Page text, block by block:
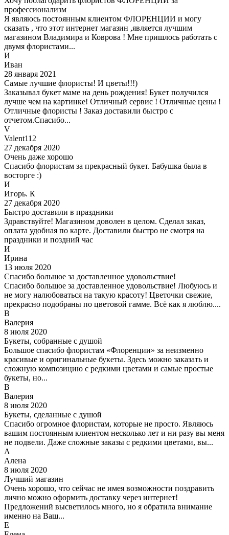
профессионализм
Я являюсь постоянным клиентом ФЛОРЕНЦИИ и могу
сказать , что этот интернет магазин ,является лучшим
магазином Владимира и Коврова ! Мне пришлось работать с
двумя флористами...
И
Иван
28 января 2021
Самые лучшие флористы! И цветы!!!)
Заказывал букет маме на день рождения! Букет получился
лучше чем на картинке! Отличный сервис ! Отличные цены !
Отличные флористы ! Заказ доставили быстро с
отчетом.Спасибо...
V
Valent112
27 декабря 2020
Очень даже хорошо
Спасибо флористам за прекрасный букет. Бабушка была в
восторге :)
И
Игорь. К
27 декабря 2020
Быстро доставили в праздники
Здравствуйте! Магазином доволен в целом. Сделал заказ,
оплата удобная по карте. Доставили быстро не смотря на
праздники и поздний час
И
Ирина
13 июля 2020
Спасибо большое за доставленное удовольствие!
Спасибо большое за доставленное удовольствие! Любуюсь и
не могу налюбоваться на такую красоту! Цветочки свежие,
прекрасно подобраны по цветовой гамме. Всё как я люблю....
В
Валерия
8 июля 2020
Букеты, собранные с душой
Большое спасибо флористам «Флоренции» за неизменно
красивые и оригинальные букеты. Здесь можно заказать и
сложную композицию с редкими цветами и самые простые
букеты, но...
В
Валерия
8 июля 2020
Букеты, сделанные с душой
Спасибо огромное флористам, которые не просто. Являюсь
вашим постоянным клиентом несколько лет и ни разу вы меня
не подвели. Даже сложные заказы с редкими цветами, вы...
А
Алена
8 июля 2020
Лучший магазин
Очень хорошо, что сейчас не имея возможности поздравить
лично можно оформить доставку через интернет!
Предложений высветилось много, но я обратила внимание
именно на Ваш...
Е